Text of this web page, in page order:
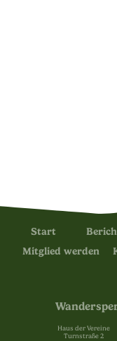
Start
Mitglied werden
Haus der Vereine
Turnstraße 2